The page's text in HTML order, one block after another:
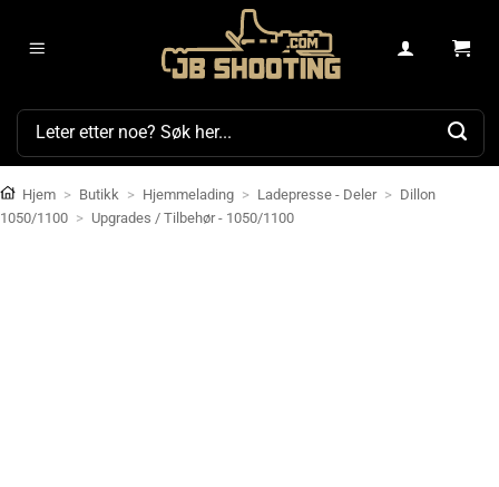
Søk
Hjem > Butikk > Hjemmelading > Ladepresse - Deler > Dillon
1050/1100 > Upgrades / Tilbehør - 1050/1100